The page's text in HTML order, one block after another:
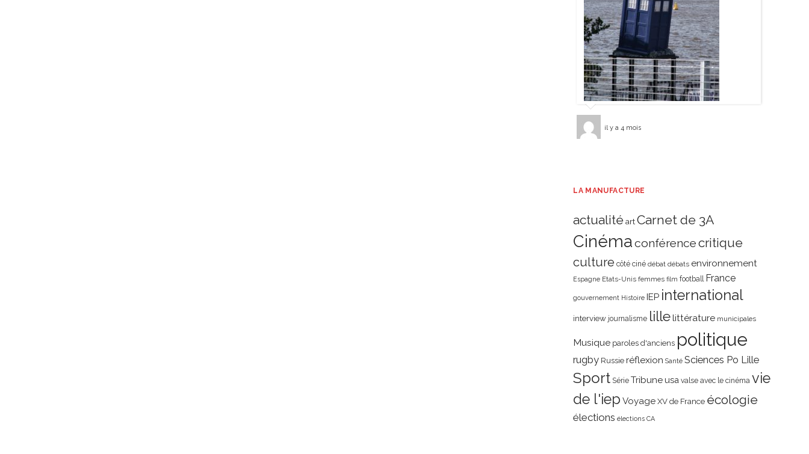
il y a 4 mois
LA MANUFACTURE
actualité art Carnet de 3A
Cinémaconférencecritique
culture côté ciné débat débats environnement
Espagne Etats-Unis femmes film football France
gouvernement Histoire IEP international
interview journalisme lillelittérature municipales
Musique paroles d'anciens politique
rugby Russie réflexion Santé Sciences Po Lille
Sport Série Tribune usa valse avec le cinéma vie
de l'iep Voyage XV de France écologie
élections élections CA